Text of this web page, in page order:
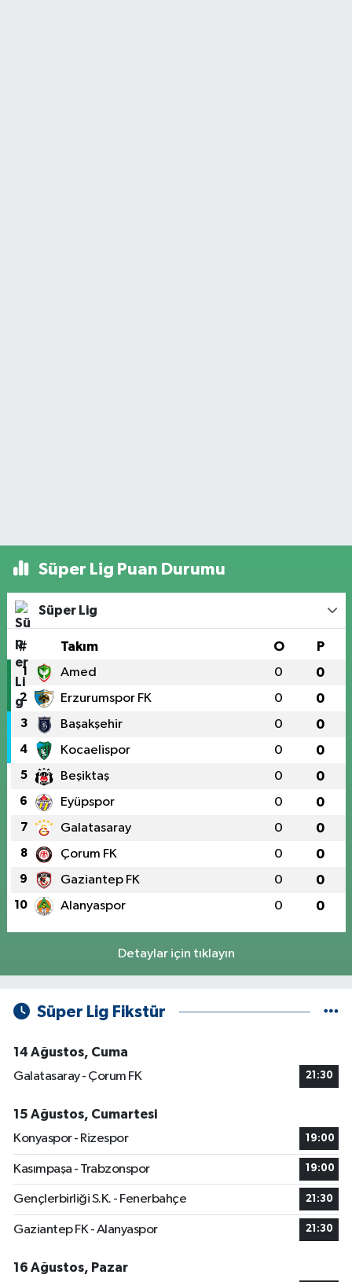
Süper Lig Puan Durumu
Süper Lig
# Takım O P
1 Amed 0 0
2 Erzurumspor FK 0 0
3 Başakşehir 0 0
4 Kocaelispor 0 0
5 Beşiktaş 0 0
6 Eyüpspor 0 0
7 Galatasaray 0 0
8 Çorum FK 0 0
9 Gaziantep FK 0 0
10 Alanyaspor 0 0
Detaylar için tıklayın
Süper Lig Fikstür
14 Ağustos, Cuma
Galatasaray - Çorum FK
21:30
15 Ağustos, Cumartesi
Konyaspor - Rizespor
19:00
Kasımpaşa - Trabzonspor 19:00
Gençlerbirliği S.K. - Fenerbahçe 21:30
Gaziantep FK - Alanyaspor 21:30
16 Ağustos, Pazar